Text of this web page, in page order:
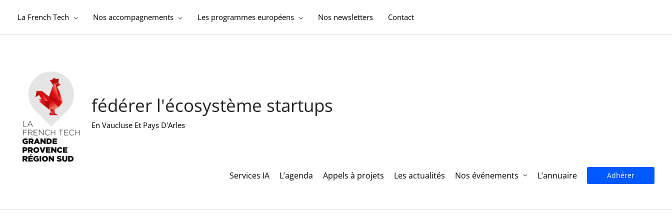
La French Tech Nos accompagnements Les programmes européens Nos newsletters Contact
fédérer l'écosystème startups
En Vaucluse Et Pays D'Arles
Services IA L’agenda Appels à projets Les actualités Nos événements L’annuaire Adhérer